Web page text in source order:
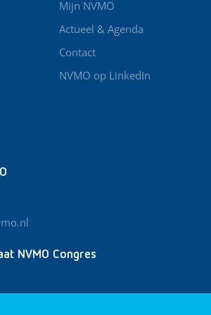
NVMO Congres
Mijn NVMO
Actueel & Agenda
Contact
NVMO op LinkedIn